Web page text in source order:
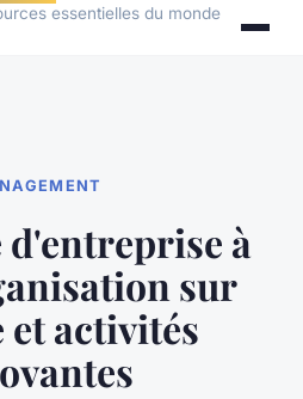
essentielles du monde
à
sur
et activités